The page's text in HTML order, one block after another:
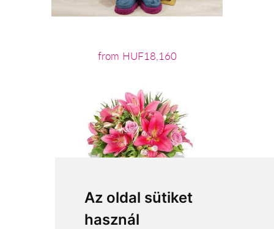
Az oldal sütiket
használ
from HUF18,160